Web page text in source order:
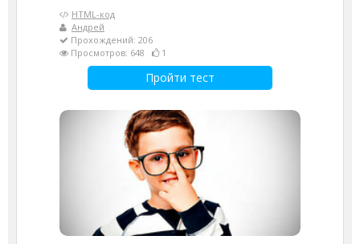
HTML-код
Андрей
Прохождений: 206
Просмотров: 648
1
Пройти тест